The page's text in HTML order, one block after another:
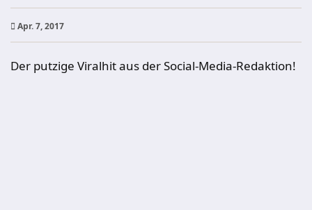
Apr. 7, 2017
Der putzige Viralhit aus der Social-Media-Redaktion!